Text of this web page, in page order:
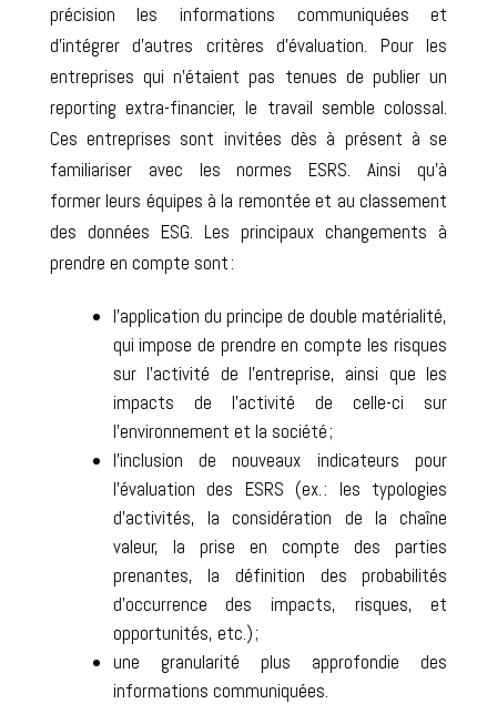
précision les informations communiquées et
d’intégrer d’autres critères d’évaluation. Pour les
entreprises qui n’étaient pas tenues de publier un
reporting extra-financier, le travail semble colossal.
Ces entreprises sont invitées dès à présent à se
familiariser avec les normes ESRS. Ainsi qu’à
formerleurs équipes à la remontée et au classement
des données ESG.Les principaux changements à
prendre en compte sont :
l’application du principe de double matérialité,
qui impose de prendre en compte les risques
sur l’activité de l’entreprise, ainsi que les
impacts de l’activité de celle-ci sur
l’environnement et la société ;
l’inclusion de nouveaux indicateurs pour
l’évaluation des ESRS (ex. : les typologies
d’activités, la considération de la chaîne
valeur, la prise en compte des parties
prenantes, la définition des probabilités
d’occurrence des impacts, risques, et
opportunités, etc.) ;
une granularité plus approfondie des
informations communiquées.